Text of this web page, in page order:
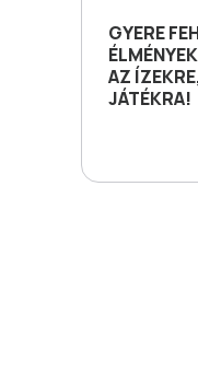
GYERE
AZ
JÁTÉKRA!